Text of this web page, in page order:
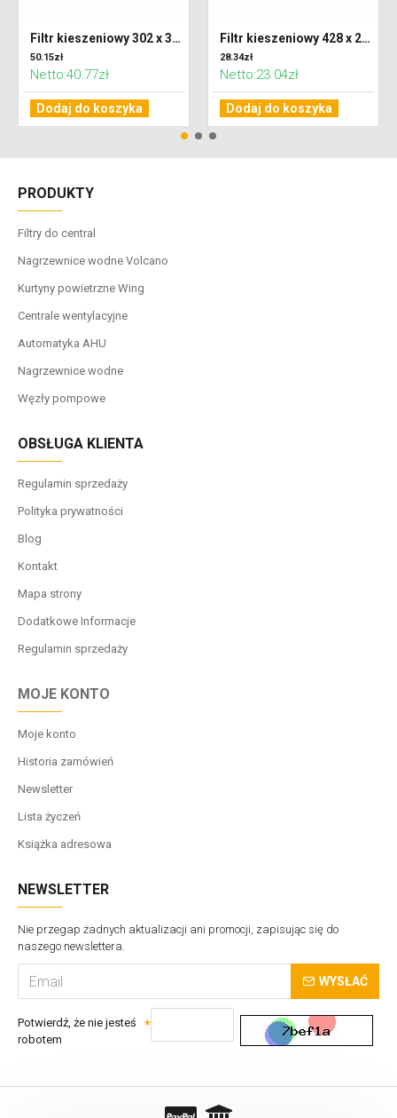
Filtr kieszeniowy 302 x 320 x 600 klasa F7 (ePM2,5)
50.15zł
Netto:40.77zł
Dodaj do koszyka
Filtr kieszeniowy 428 x 287 x 300 klasa G4 (Coarse 65%)
28.34zł
Netto:23.04zł
Dodaj do koszyka
PRODUKTY
Filtry do central
Nagrzewnice wodne Volcano
Kurtyny powietrzne Wing
Centrale wentylacyjne
Automatyka AHU
Nagrzewnice wodne
Węzły pompowe
OBSŁUGA KLIENTA
Regulamin sprzedaży
Polityka prywatności
Blog
Kontakt
Mapa strony
Dodatkowe Informacje
Regulamin sprzedaży
MOJE KONTO
Moje konto
Historia zamówień
Newsletter
Lista życzeń
Książka adresowa
NEWSLETTER
Nie przegap żadnych aktualizacji ani promocji, zapisując się do
naszego newslettera.
WYSŁAĆ
Potwierdź, że nie jesteś
robotem